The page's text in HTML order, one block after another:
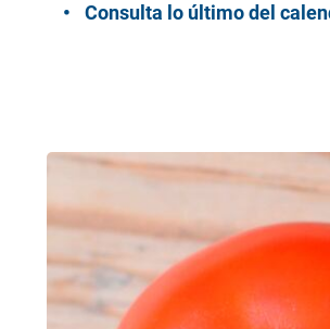
Consulta lo último del